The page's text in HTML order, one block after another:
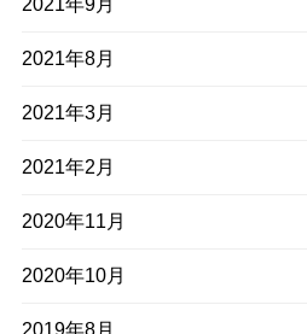
2021年8月
2021年3月
2021年2月
2020年11月
2020年10月
2019年8月